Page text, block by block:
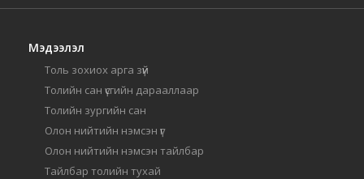
Мэдээлэл
Толь зохиох арга зүй
Толийн сан үсгийн дарааллаар
Толийн зургийн сан
Олон нийтийн нэмсэн үг
Олон нийтийн нэмсэн тайлбар
Тайлбар толийн тухай